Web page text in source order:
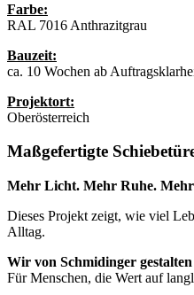
Farbe:
RAL 7016 Anthrazitgrau
Bauzeit:
ca. 10 Wochen ab
Projektort:
Oberösterreich
Maßgefertigte
Mehr Licht. Mehr Ruhe.
Dieses Projekt zeigt, wie viel
Alltag.
Wir von Schmidinger
Für Menschen, die Wert auf